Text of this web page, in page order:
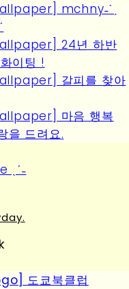
mchny˗ˋˏ
24년 하반
이팅 !
갈피를 찾아
마음 행복
을 드려요.
ˎˊ˗
도쿄북클럽